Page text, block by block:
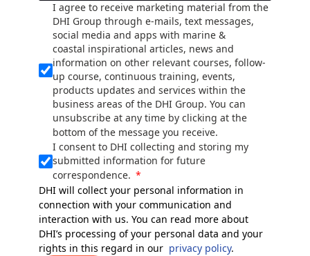
I agree to receive marketing material from the
DHI Group through e-mails, text messages,
social media and apps with marine &
coastal inspirational articles, news and
information on other relevant courses, follow-
up course, continuous training, events,
products updates and services within the
business areas of the DHI Group. You can
unsubscribe at any time by clicking at the
bottom of the message you receive.
I consent to DHI collecting and storing my
submitted information for future
correspondence.
DHI will collect your personal information in
connection with your communication and
interaction with us. You can read more about
DHI’s processing of your personal data and your
rights in this regard in our privacy policy.